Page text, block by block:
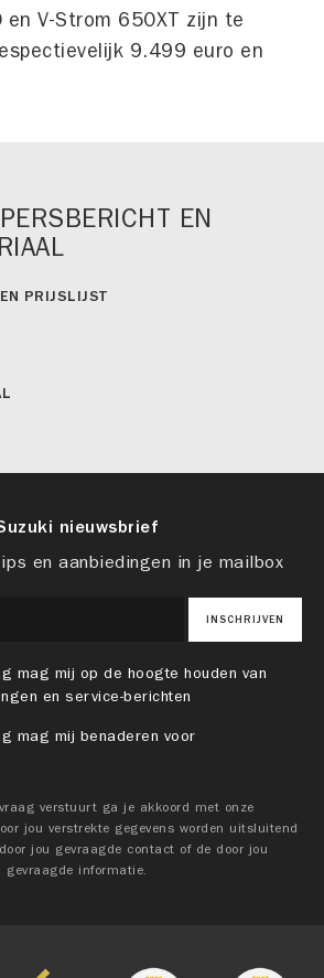
en V-Strom 650XT zijn te
9.499 euro en
EN
PRIJSLIJST
nieuwsbrief
en aanbiedingen in je mailbox
INSCHRIJVEN
mag mij op de hoogte houden van
en service-berichten
mag mij benaderen voor
verstuurt ga je akkoord met onze
jou verstrekte gegevens worden uitsluitend
jou gevraagde contact of de door jou
gevraagde informatie.